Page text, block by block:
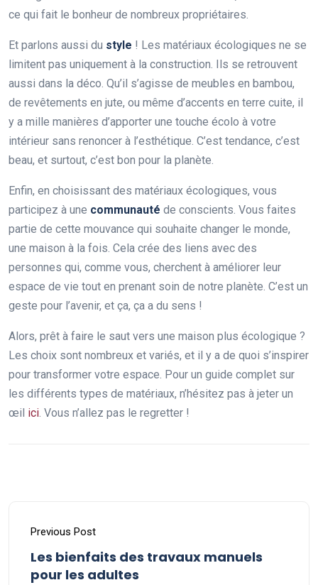
ce qui fait le bonheur de nombreux propriétaires.
Et parlons aussi du style ! Les matériaux écologiques ne se
limitent pas uniquement à la construction. Ils se retrouvent
aussi dans la déco. Qu’il s’agisse de meubles en bambou,
de revêtements en jute, ou même d’accents en terre cuite, il
y a mille manières d’apporter une touche écolo à votre
intérieur sans renoncer à l’esthétique. C’est tendance, c’est
beau, et surtout, c’est bon pour la planète.
Enfin, en choisissant des matériaux écologiques, vous
participez à une communauté de conscients. Vous faites
partie de cette mouvance qui souhaite changer le monde,
une maison à la fois. Cela crée des liens avec des
personnes qui, comme vous, cherchent à améliorer leur
espace de vie tout en prenant soin de notre planète. C’est un
geste pour l’avenir, et ça, ça a du sens !
Alors, prêt à faire le saut vers une maison plus écologique ?
Les choix sont nombreux et variés, et il y a de quoi s’inspirer
pour transformer votre espace. Pour un guide complet sur
les différents types de matériaux, n’hésitez pas à jeter un
œil ici. Vous n’allez pas le regretter !
Previous Post
Les bienfaits des travaux manuels
pour les adultes